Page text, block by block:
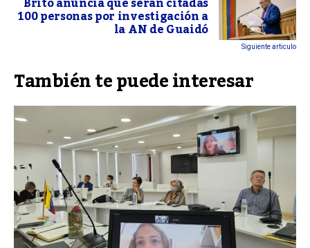
100 personas por investigación a
la AN de Guaidó
Siguiente articulo
También te puede interesar